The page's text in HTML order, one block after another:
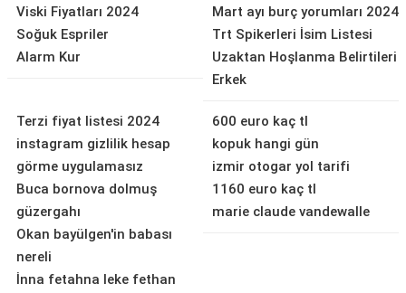
Viski Fiyatları 2024
Soğuk Espriler
Alarm Kur
Mart ayı burç yorumları 2024
Trt Spikerleri İsim Listesi
Uzaktan Hoşlanma Belirtileri
Erkek
Terzi fiyat listesi 2024
instagram gizlilik hesap
görme uygulamasız
Buca bornova dolmuş
güzergahı
Okan bayülgen'in babası
nereli
İnna fetahna leke fethan
600 euro kaç tl
kopuk hangi gün
izmir otogar yol tarifi
1160 euro kaç tl
marie claude vandewalle